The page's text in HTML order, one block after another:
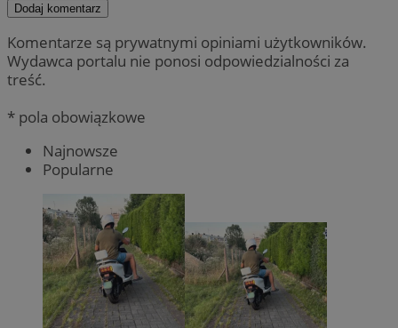
Dodaj komentarz
Komentarze są prywatnymi opiniami użytkowników.
Wydawca portalu nie ponosi odpowiedzialności za
treść.
* pola obowiązkowe
Najnowsze
Popularne